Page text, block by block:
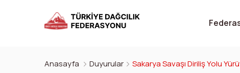
Anasayfa Duyurular Sakarya Savaşı Diriliş Yolu